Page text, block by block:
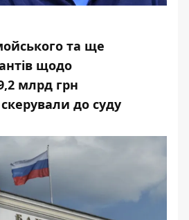
та ще
щодо
млрд грн
до суду